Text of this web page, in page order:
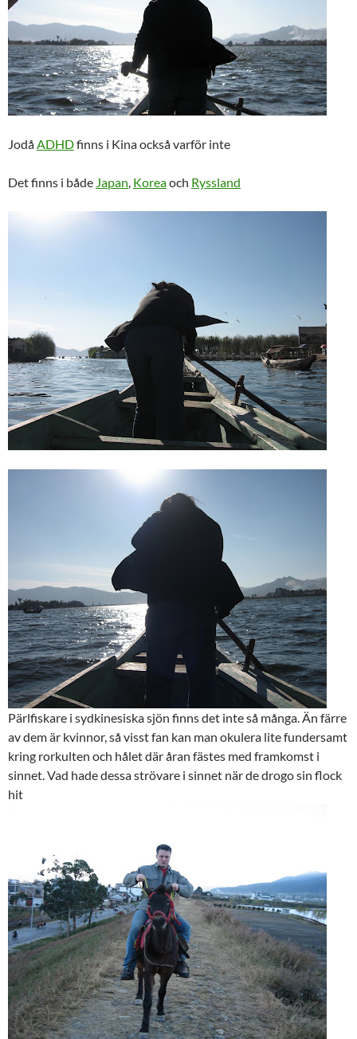
JodåADHDfinns i Kina också varför inte
Det finns i både Japan, Koreaoch Ryssland
Pärlfiskare i sydkinesiska sjön finns det inte så många. Än färre
av dem är kvinnor, så visst fan kan man okulera lite fundersamt
kring rorkulten och hålet där åran fästes med framkomst i
sinnet. Vad hade dessa strövare i sinnet när de drogo sin flock
hit